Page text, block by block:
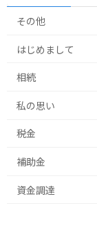
その他
はじめまして
相続
私の思い
税金
補助金
資金調達